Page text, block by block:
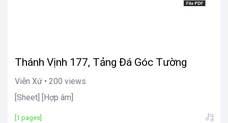
Thánh Vịnh 177, Tảng Đá Góc Tường
Viễn Xứ • 200 views
[Sheet] [Hợp âm]
[1 pages]